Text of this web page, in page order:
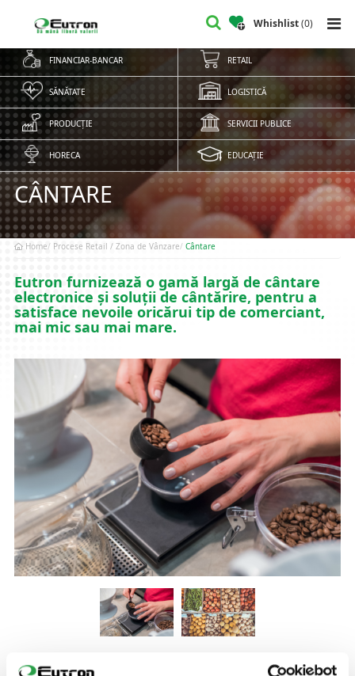
Whishlist(0)
FINANCIAR-BANCAR RETAIL
SĂNĂTATE LOGISTICĂ
PRODUCȚIE SERVICII PUBLICE
HORECA EDUCAȚIE
CÂNTARE
Home Procese Retail / Zona de Vânzare Cântare
Eutron furnizează o gamă largă de cântare
electronice și soluții de cântărire, pentru a
satisface nevoile oricărui tip de comerciant,
mai mic sau mai mare.
AVANTAJE